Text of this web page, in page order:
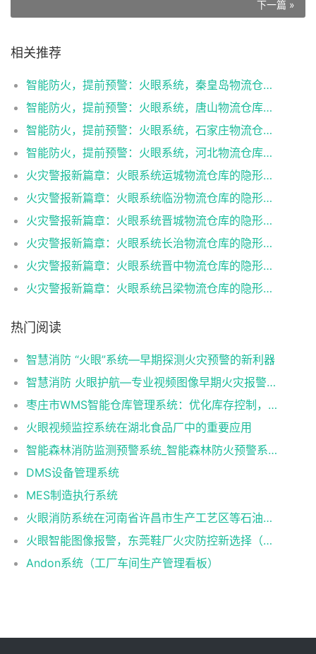
下一篇 »
相关推荐
智能防火，提前预警：火眼系统，秦皇岛物流仓库的高科技护盾！（“火眼系统”早期火灾报警系统）
智能防火，提前预警：火眼系统，唐山物流仓库的高科技护盾！（“火眼系统”早期火灾报警系统）
智能防火，提前预警：火眼系统，石家庄物流仓库的高科技护盾！（“火眼系统”早期火灾报警系统）
智能防火，提前预警：火眼系统，河北物流仓库的高科技护盾！（“火眼系统”早期火灾报警系统）
火灾警报新篇章：火眼系统运城物流仓库的隐形防护网！（“火眼系统”早期火灾报警系统）
火灾警报新篇章：火眼系统临汾物流仓库的隐形防护网！（“火眼系统”早期火灾报警系统）
火灾警报新篇章：火眼系统晋城物流仓库的隐形防护网！（“火眼系统”早期火灾报警系统）
火灾警报新篇章：火眼系统长治物流仓库的隐形防护网！（“火眼系统”早期火灾报警系统）
火灾警报新篇章：火眼系统晋中物流仓库的隐形防护网！（“火眼系统”早期火灾报警系统）
火灾警报新篇章：火眼系统吕梁物流仓库的隐形防护网！（“火眼系统”早期火灾报警系统）
热门阅读
智慧消防 “火眼”系统—早期探测火灾预警的新利器
智慧消防 火眼护航—专业视频图像早期火灾报警系统
枣庄市WMS智能仓库管理系统：优化库存控制，提升物流效率
火眼视频监控系统在湖北食品厂中的重要应用
智能森林消防监测预警系统_智能森林防火预警系统_智能森林消防防火解决方案
DMS设备管理系统
MES制造执行系统
火眼消防系统在河南省许昌市生产工艺区等石油化工方面提高预防火灾安全隐患
火眼智能图像报警，东莞鞋厂火灾防控新选择（火眼可视图像早期火灾智能报警系统）
Andon系统（工厂车间生产管理看板）